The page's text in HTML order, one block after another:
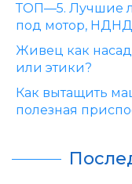
ТОП—5. Лучшие
под мотор,
Живец как
или этики?
Как вытащить
полезная